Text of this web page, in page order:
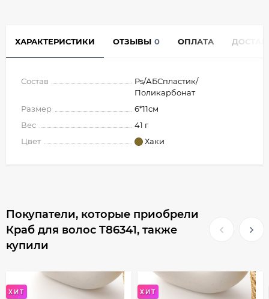
ХАРАКТЕРИСТИКИ ОТЗЫВЫ 0 ОПЛАТА
Состав
Ps/АБСпластик/
Поликарбонат
Размер
6*11см
Вес
41 г
Цвет
Хаки
Покупатели, которые приобрели
Краб для волос T86341, также
купили
ХИТ ХИТ